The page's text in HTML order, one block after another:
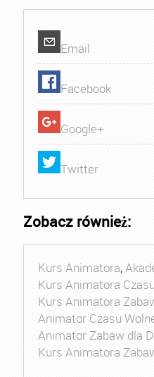
Email
Facebook
Google+
Twitter
Zobacz również:
Kurs Animatora,
Kurs Animatora
Kurs Animatora
Animator Czasu
Animator Zabaw dla
Kurs Animatora